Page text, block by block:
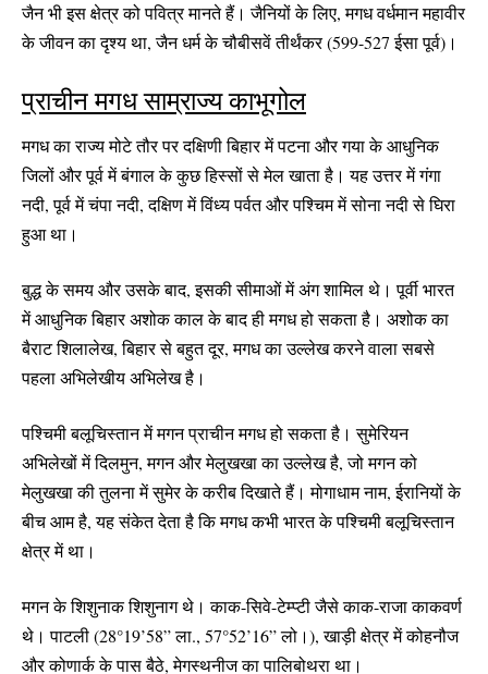
जैन भी इस क्षेत्र को पवित्र मानते हैं। जैनियों के लिए, मगध वर्धमान महावीर
के जीवन का दृश्य था, जैन धर्म के चौबीसवें तीर्थंकर (599-527 ईसा पूर्व)।
प्राचीन मगध साम्राज्य काभूगोल
मगध का राज्य मोटे तौर पर दक्षिणी बिहार में पटना और गया के आधुनिक
जिलों और पूर्व में बंगाल के कुछ हिस्सों से मेल खाता है। यह उत्तर में गंगा
नदी, पूर्व में चंपा नदी, दक्षिण में विंध्य पर्वत और पश्चिम में सोना नदी से घिरा
हुआ था।
बुद्ध के समय और उसके बाद, इसकी सीमाओं में अंग शामिल थे। पूर्वी भारत
में आधुनिक बिहार अशोक काल के बाद ही मगध हो सकता है। अशोक का
बैराट शिलालेख, बिहार से बहुत दूर, मगध का उल्लेख करने वाला सबसे
पहला अभिलेखीय अभिलेख है।
पश्चिमी बलूचिस्तान में मगन प्राचीन मगध हो सकता है। सुमेरियन
अभिलेखों में दिलमुन, मगन और मेलुखखा का उल्लेख है, जो मगन को
मेलुखखा की तुलना में सुमेर के करीब दिखाते हैं। मोगाधाम नाम, ईरानियों के
बीच आम है, यह संकेत देता है कि मगध कभी भारत के पश्चिमी बलूचिस्तान
क्षेत्र में था।
मगन के शिशुनाक शिशुनाग थे। काक-सिवे-टेम्प्टी जैसे काक-राजा काकवर्ण
थे। पाटली (28°19’58” ला., 57°52’16” लो।), खाड़ी क्षेत्र में कोहनौज
और कोणार्क के पास बैठे, मेगस्थनीज का पालिबोथरा था।